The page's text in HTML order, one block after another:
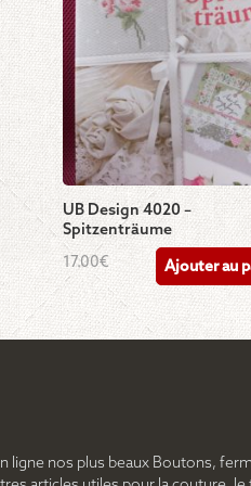
UB Design 4020 –
Spitzenträume
17.00€ Ajouter au
ligne nos plus beaux Boutons,